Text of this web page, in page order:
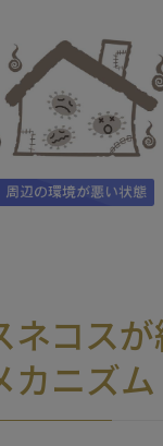
ネコス
カニズム